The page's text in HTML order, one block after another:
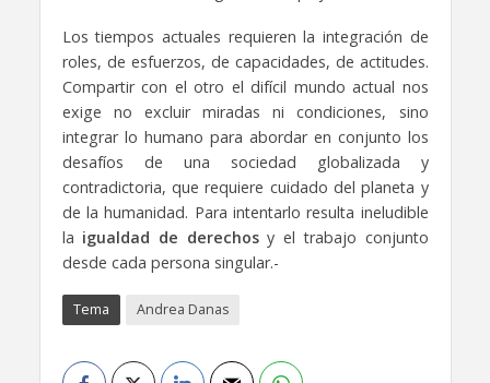
Los tiempos actuales requieren la integración de
roles, de esfuerzos, de capacidades, de actitudes.
Compartir con el otro el difícil mundo actual nos
exige no excluir miradas ni condiciones, sino
integrar lo humano para abordar en conjunto los
desafíos de una sociedad globalizada y
contradictoria, que requiere cuidado del planeta y
de la humanidad. Para intentarlo resulta ineludible
la igualdad de derechosy el trabajo conjunto
desde cada persona singular.-
Tema Andrea Danas